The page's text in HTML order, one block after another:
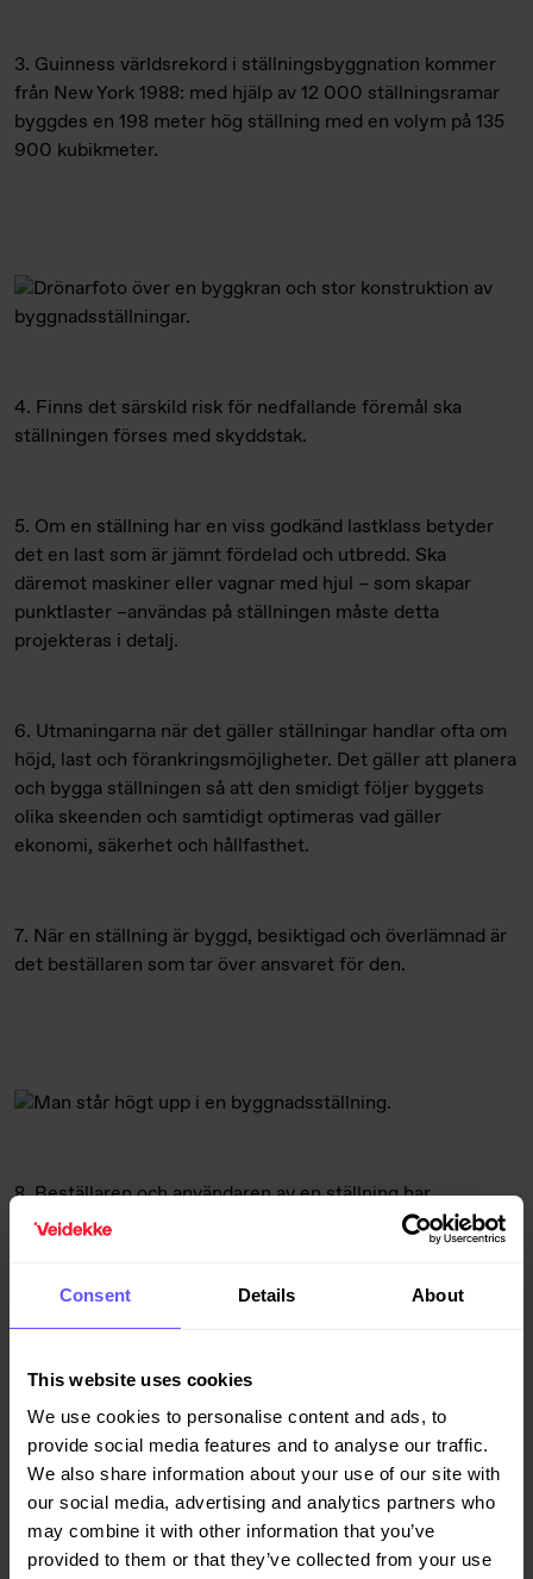
Consent Details About
This website uses cookies
We use cookies to personalise content and ads, to
provide social media features and to analyse our traffic.
We also share information about your use of our site with
our social media, advertising and analytics partners who
may combine it with other information that you’ve
provided to them or that they’ve collected from your use
3. Guinness världsrekord i ställningsbyggnation kommer
från New York 1988: med hjälp av 12 000 ställningsramar
byggdes en 198 meter hög ställning med en volym på 135
900 kubikmeter.
4. Finns det särskild risk för nedfallande föremål ska
ställningen förses med skyddstak.
5. Om en ställning har en viss godkänd lastklass betyder
det en last som är jämnt fördelad och utbredd. Ska
däremot maskiner eller vagnar med hjul – som skapar
punktlaster –användas på ställningen måste detta
projekteras i detalj.
6. Utmaningarna när det gäller ställningar handlar ofta om
höjd, last och förankringsmöjligheter. Det gäller att planera
och bygga ställningen så att den smidigt följer byggets
olika skeenden och samtidigt optimeras vad gäller
ekonomi, säkerhet och hållfasthet.
7. När en ställning är byggd, besiktigad och överlämnad är
det beställaren som tar över ansvaret för den.
8. Beställaren och användaren av en ställning har
skyldighet att ta reda på hur och under vilka
förutsättningar den får användas. Samtidigt har de också
säkert sätt möjliggör aktuellt arbete.
ställningsmontörer, vilket vanligen är
ställningsentreprenören som anlitats för montaget av
ställningen. Behöver något justeras, gör inget själv utan
kontakta i stället ställningsmontören.